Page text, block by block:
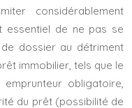
considérablement
essentiel de ne pas se
dossier au détriment
immobilier, tels que le
emprunteur obligatoire,
du prêt (possibilité de